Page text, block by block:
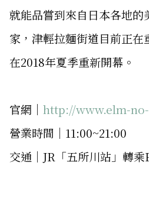
就能品嘗到來自日本各地的
家，津輕拉麵街道目前正在
在2018年夏季重新開幕。
官網｜ http://www.elm-
營業時間｜11:00~21:00
交通｜JR「五所川站」轉